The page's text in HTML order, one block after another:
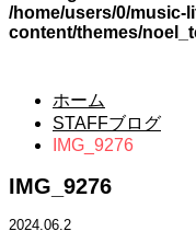
/home/users/0/music-
content/themes/
ホーム
STAFFブログ
IMG_9276
IMG_9276
2024.06.2